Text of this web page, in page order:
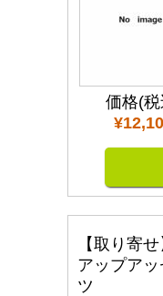
価格(税
【取り寄
アップア
ツ